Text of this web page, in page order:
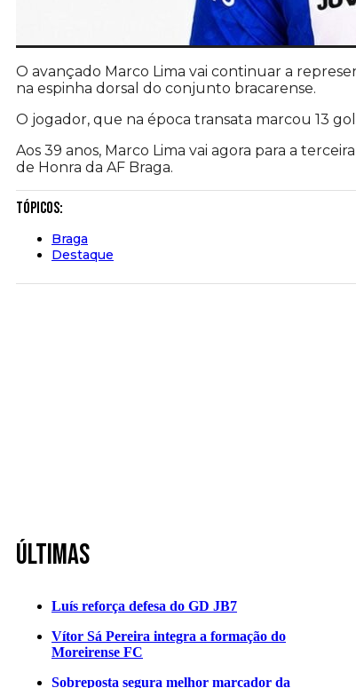
O avançado Marco Lima vai continuar a
na espinha dorsal do conjunto bracarense.
O jogador, que na época transata marcou 13
Aos 39 anos, Marco Lima vai agora para a
de Honra da AF Braga.
Tópicos:
Braga
Destaque
Últimas
Luís reforça defesa do GD JB7
Vítor Sá Pereira integra a formação do
Moreirense FC
Sobreposta segura melhor marcador da